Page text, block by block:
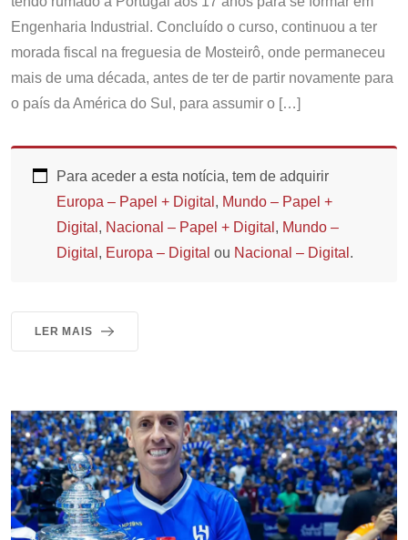
Engenharia Industrial. Concluído o curso, continuou a ter
morada fiscal na freguesia de Mosteirô, onde permaneceu
mais de uma década, antes de ter de partir novamente para
o país da América do Sul, para assumir o […]
Para aceder a esta notícia, tem de adquirir
Europa – Papel + Digital , Mundo – Papel +
Digital , Nacional – Papel + Digital , Mundo –
Digital , Europa – Digital ou Nacional – Digital .
LER MAIS